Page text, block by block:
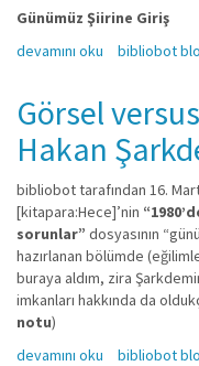
Günümüz Şiirine Giriş
BİÇEMLER hakkında
devamını oku bibliobot
Görsel
Hakan
bibliobottarafından 16.
[kitapara:Hece]’nin
sorunlar” dosyasının
hazırlanan bölümde
buraya aldım, zira
imkanları hakkında da
notu)
Görsel versus
devamını oku bibliobot